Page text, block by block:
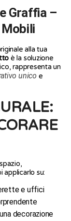
Graffia –
alla tua
è la soluzione
rappresenta un
unico e
su:
e uffici
decorazione